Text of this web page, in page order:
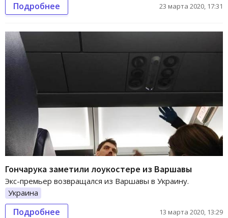
Подробнее 23 марта 2020, 17:31
Гончарука заметили лоукостере из Варшавы
Экс-премьер возвращался из Варшавы в Украину.
Украина
Подробнее 13 марта 2020, 13:29